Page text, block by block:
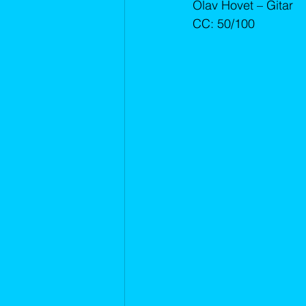
Olav Hovet – Gitar
CC: 50/100